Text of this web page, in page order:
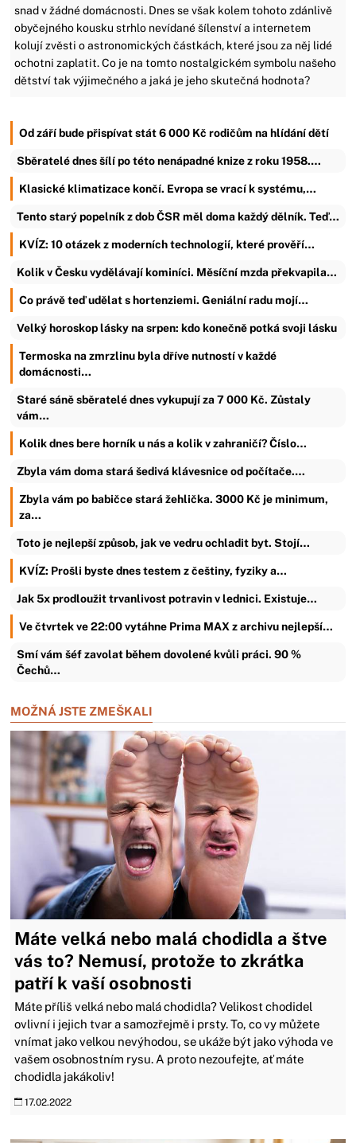
snad v žádné domácnosti. Dnes se však kolem tohoto zdánlivě
obyčejného kousku strhlo nevídané šílenství a internetem
kolují zvěsti o astronomických částkách, které jsou za něj lidé
ochotni zaplatit. Co je na tomto nostalgickém symbolu našeho
dětství tak výjimečného a jaká je jeho skutečná hodnota?
Od září bude přispívat stát 6 000 Kč rodičům na hlídání dětí
Sběratelé dnes šílí po této nenápadné knize z roku 1958.…
Klasické klimatizace končí. Evropa se vrací k systému,…
Tento starý popelník z dob ČSR měl doma každý dělník. Teď…
KVÍZ: 10 otázek z moderních technologií, které prověří…
Kolik v Česku vydělávají kominíci. Měsíční mzda překvapila…
Co právě teď udělat s hortenziemi. Geniální radu mojí…
Velký horoskop lásky na srpen: kdo konečně potká svoji lásku
Termoska na zmrzlinu byla dříve nutností v každé
domácnosti…
Staré sáně sběratelé dnes vykupují za 7 000 Kč. Zůstaly
vám…
Kolik dnes bere horník u nás a kolik v zahraničí? Číslo…
Zbyla vám doma stará šedivá klávesnice od počítače.…
Zbyla vám po babičce stará žehlička. 3000 Kč je minimum,
za…
Toto je nejlepší způsob, jak ve vedru ochladit byt. Stojí…
KVÍZ: Prošli byste dnes testem z češtiny, fyziky a…
Jak 5x prodloužit trvanlivost potravin v lednici. Existuje…
Ve čtvrtek ve 22:00 vytáhne Prima MAX z archivu nejlepší…
Smí vám šéf zavolat během dovolené kvůli práci. 90 %
Čechů…
MOŽNÁ JSTE ZMEŠKALI
Máte velká nebo malá chodidla a štve
vás to? Nemusí, protože to zkrátka
patří k vaší osobnosti
Máte příliš velká nebo malá chodidla? Velikost chodidel
ovlivní i jejich tvar a samozřejmě i prsty. To, co vy můžete
vnímat jako velkou nevýhodou, se ukáže být jako výhoda ve
vašem osobnostním rysu. A proto nezoufejte, ať máte
chodidla jakákoliv!
17.02.2022